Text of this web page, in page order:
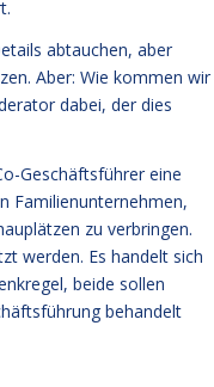
abtauchen, aber
Aber: Wie kommen wir
dabei, der dies
Geschäftsführer eine
Familienunternehmen,
zu verbringen.
werden. Es handelt sich
beide sollen
behandelt